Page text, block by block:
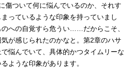
傷ついて何に悩んでいるのか、それす
っているような印象を持っていまし
への自覚すら危うい……だからこそ、
が感じられたのかなと。第2章のハサ
悩んでいて、具体的かつタイムリーな
ような印象があります。